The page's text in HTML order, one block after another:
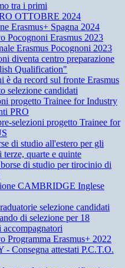
tra i primi
OTTOBRE 2024
Erasmus+ Spagna 2024
Pocognoni Erasmus 2023
Erasmus Pocognoni 2023
diventa centro preparazione
Qualification"
è da record sul fronte Erasmus
selezione candidati
progetto Trainee for Industry
PRO
selezioni progetto Trainee for
di studio all'estero per gli
terze, quarte e quinte
di studio per tirocinio di
CAMBRIDGE Inglese
selezione candidati
di selezione per 18
accompagnatori
Programma Erasmus+ 2022
Consegna attestati P.C.T.O.